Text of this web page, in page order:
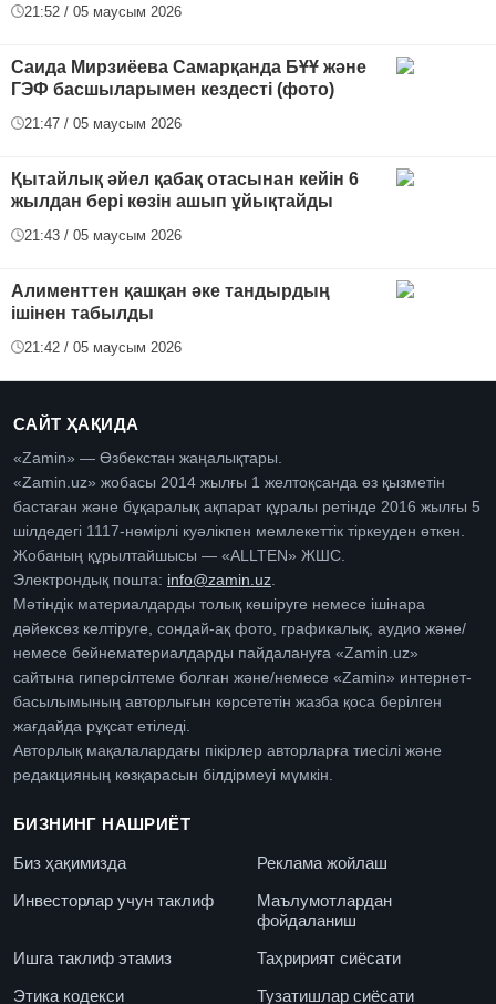
21:52 / 05 маусым 2026
Саида Мирзиёева Самарқанда БҰҰ және
ГЭФ басшыларымен кездесті (фото)
21:47 / 05 маусым 2026
Қытайлық әйел қабақ отасынан кейін 6
жылдан бері көзін ашып ұйықтайды
21:43 / 05 маусым 2026
Алименттен қашқан әке тандырдың
ішінен табылды
21:42 / 05 маусым 2026
САЙТ ҲАҚИДА
«Zamin» — Өзбекстан жаңалықтары.
«Zamin.uz» жобасы 2014 жылғы 1 желтоқсанда өз қызметін
бастаған және бұқаралық ақпарат құралы ретінде 2016 жылғы 5
шілдедегі 1117-нөмірлі куәлікпен мемлекеттік тіркеуден өткен.
Жобаның құрылтайшысы — «ALLTEN» ЖШС.
Электрондық пошта: info@zamin.uz
Мәтіндік материалдарды толық көшіруге немесе ішінара
дәйексөз келтіруге, сондай-ақ фото, графикалық, аудио және/
немесе бейнематериалдарды пайдалануға «Zamin.uz»
сайтына гиперсілтеме болған және/немесе «Zamin» интернет-
басылымының авторлығын көрсететін жазба қоса берілген
жағдайда рұқсат етіледі.
Авторлық мақалалардағы пікірлер авторларға тиесілі және
редакцияның көзқарасын білдірмеуі мүмкін.
БИЗНИНГ НАШРИЁТ
Биз ҳақимизда
Реклама жойлаш
Инвесторлар учун таклиф
Маълумотлардан
фойдаланиш
Ишга таклиф этамиз
Таҳририят сиёсати
Этика кодекси
Тузатишлар сиёсати